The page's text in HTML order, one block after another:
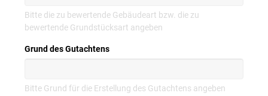
Bitte die zu bewertende Gebäudeart bzw. die zu
bewertende Grundstücksart angeben
Grund des Gutachtens
Bitte Grund für die Erstellung des Gutachtens angeben